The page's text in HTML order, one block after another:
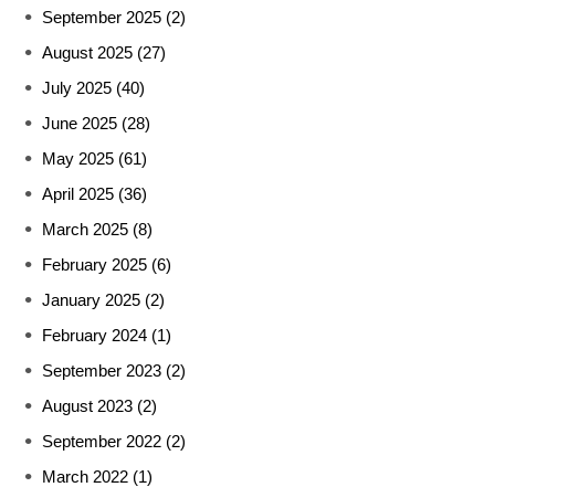
September 2025 (2)
August 2025 (27)
July 2025 (40)
June 2025 (28)
May 2025 (61)
April 2025 (36)
March 2025 (8)
February 2025 (6)
January 2025 (2)
February 2024 (1)
September 2023 (2)
August 2023 (2)
September 2022 (2)
March 2022 (1)